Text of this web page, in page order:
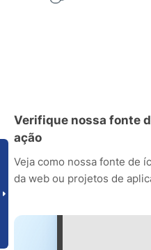
Verifique nossa fonte
ação
Veja como nossa fonte de
da web ou projetos de